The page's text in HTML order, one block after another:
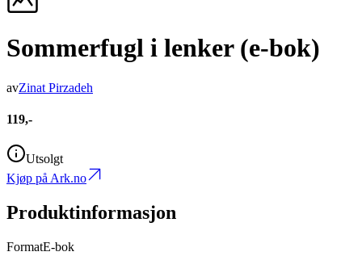
Sommerfugl i lenker (e-bok)
avZinat Pirzadeh
119,-
Utsolgt
Kjøp på Ark.no
Produktinformasjon
FormatE-bok